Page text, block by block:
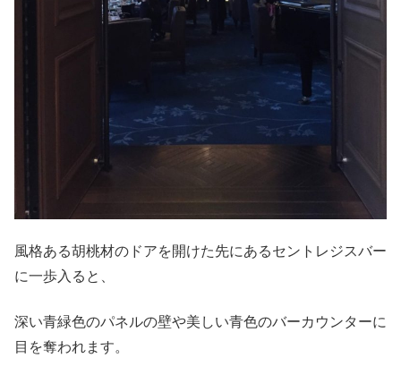
風格ある胡桃材のドアを開けた先にあるセントレジスバー
に一歩入ると、
深い青緑色のパネルの壁や美しい青色のバーカウンターに
目を奪われます。